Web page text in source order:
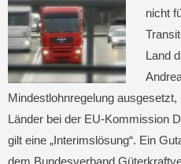
nicht
Land
Mindestlohnregelung
Länder bei der EU-Kommission
gilt eine „Interimslösung“. Ein